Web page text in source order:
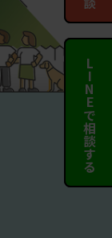
LINEで相談する
LINEで相談する